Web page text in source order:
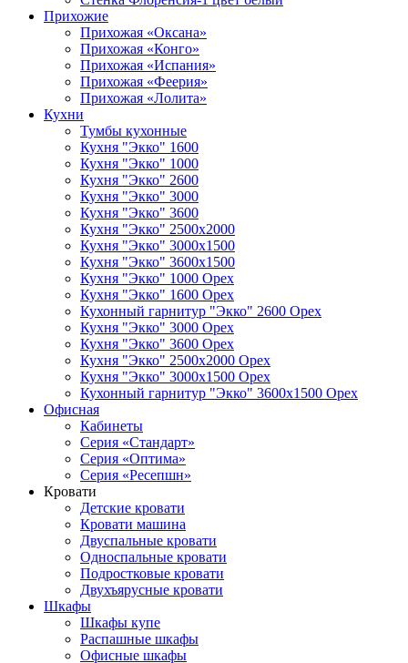
Прихожие
Прихожая «Оксана»
Прихожая «Конго»
Прихожая «Испания»
Прихожая «Феерия»
Прихожая «Лолита»
Кухни
Тумбы кухонные
Кухня "Экко" 1600
Кухня "Экко" 1000
Кухня "Экко" 2600
Кухня "Экко" 3000
Кухня "Экко" 3600
Кухня "Экко" 2500х2000
Кухня "Экко" 3000х1500
Кухня "Экко" 3600х1500
Кухня "Экко" 1000 Орех
Кухня "Экко" 1600 Орех
Кухонный гарнитур "Экко" 2600 Орех
Кухня "Экко" 3000 Орех
Кухня "Экко" 3600 Орех
Кухня "Экко" 2500х2000 Орех
Кухня "Экко" 3000х1500 Орех
Кухонный гарнитур "Экко" 3600х1500 Орех
Офисная
Кабинеты
Серия «Стандарт»
Серия «Оптима»
Серия «Ресепшн»
Кровати
Детские кровати
Кровати машина
Двуспальные кровати
Односпальные кровати
Подростковые кровати
Двухъярусные кровати
Шкафы
Шкафы купе
Распашные шкафы
Офисные шкафы